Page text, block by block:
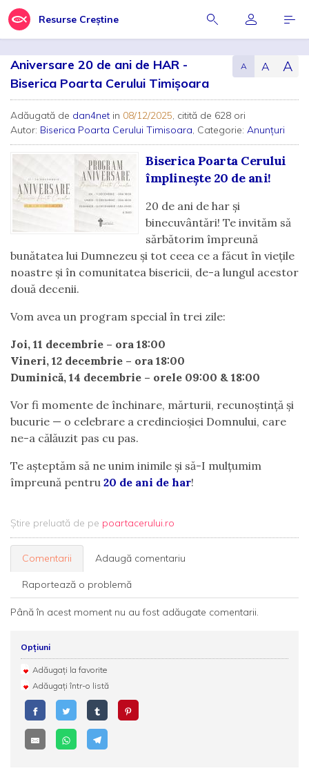
Resurse Creștine
Aniversare 20 de ani de HAR -
Biserica Poarta Cerului Timișoara
A A A
Adăugată de dan4net in 08/12/2025, citită de 628 ori
Autor: Biserica Poarta Cerului Timisoara, Categorie: Anunțuri
Biserica Poarta Cerului
împlinește 20 de ani!
20 de ani de har și
binecuvântări! Te invităm să
sărbătorim împreună
bunătatea lui Dumnezeu și tot ceea ce a făcut în viețile
noastre și în comunitatea bisericii, de-a lungul acestor
două decenii.
Vom avea un program special în trei zile:
Joi, 11 decembrie – ora 18:00
Vineri, 12 decembrie – ora 18:00
Duminică, 14 decembrie – orele 09:00 & 18:00
Vor fi momente de închinare, mărturii, recunoștință și
bucurie — o celebrare a credincioșiei Domnului, care
ne-a călăuzit pas cu pas.
Te așteptăm să ne unim inimile și să-I mulțumim
împreună pentru 20 de ani de har!
Știre preluată de pe poartacerului.ro
Comentarii Adaugă comentariu
Raportează o problemă
Până în acest moment nu au fost adăugate comentarii.
Opțiuni
Adăugați la favorite
Adăugați într-o listă